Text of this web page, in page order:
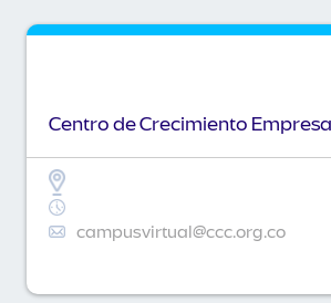
Centro de Crecimiento
campusvirtual@ccc.org.co